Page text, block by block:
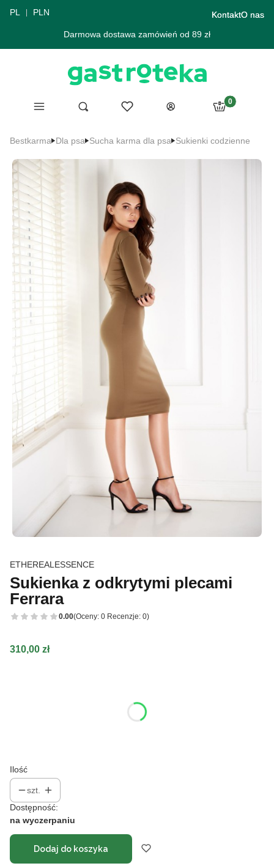
PL PLN KontaktO nas
Darmowa dostawa zamówień od 89 zł
Menu Otwórz wyszukiwarkę
Szukaj Ulubione
Zaloguj się
Produkty w
Koszyk
Bestkarma Dla psa Sucha karma dla psa Sukienki codzienne
ETHEREALESSENCE
Sukienka z odkrytymi plecami
Ferrara
0.00(Oceny: 0 Recenzje: 0)
Cena
310,00 zł
Poszczególne warianty mogą różnić się ceną
Ilość
szt.
Dostępność:
na wyczerpaniu
Dodaj do koszyka